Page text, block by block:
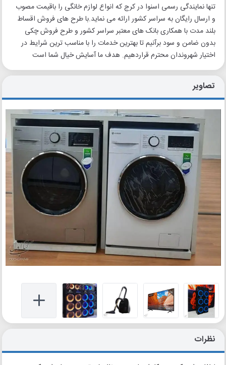
تنها نمایندگی رسمی اسنوا در کرج که انواع لوازم خانگی را باقیمت مصوب
و ارسال رایگان به سراسر کشور ارائه می نماید.با طرح های فروش اقساط
بلند مدت با همکاری بانک های معتبر سراسر کشور و طرح فروش چکی
بدون ضامن و سود برآنیم تا بهترین خدمات را با مناسب ترین شرایط در
اختیار شهروندان محترم قراردهیم. هدف ما آسایش خیال شما است
تصاویر
نظرات